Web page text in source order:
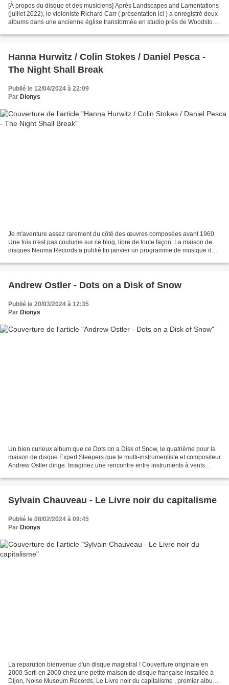
[À propos du disque et des musiciens] Après Landscapes and Lamentations
(juillet 2022), le violoniste Richard Carr ( présentation ici ) a enregistré deux
albums dans une ancienne église transformée en studio près de Woodstock,
Hanna Hurwitz / Colin Stokes / Daniel Pesca -
The Night Shall Break
Publié le 12/04/2024 à 22:09
Par Dionys
Je m'aventure assez rarement du côté des œuvres composées avant 1960.
Une fois n'est pas coutume sur ce blog, libre de toute façon. La maison de
disques Neuma Records a publié fin janvier un programme de musique de
Andrew Ostler - Dots on a Disk of Snow
Publié le 20/03/2024 à 12:35
Par Dionys
Un bien curieux album que ce Dots on a Disk of Snow, le quatrième pour la
maison de disque Expert Sleepers que le multi-instrumentiste et compositeur
Andrew Ostler dirige. Imaginez une rencontre entre instruments à vents
Sylvain Chauveau - Le Livre noir du capitalisme
Publié le 08/02/2024 à 09:45
Par Dionys
La reparution bienvenue d'un disque magistral ! Couverture originale en
2000 Sorti en 2000 chez une petite maison de disque française installée à
Dijon, Noise Museum Records, Le Livre noir du capitalisme , premier album